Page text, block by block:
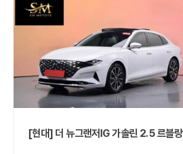
[현대] 더 뉴그랜저IG 가솔린 2.5 르블랑